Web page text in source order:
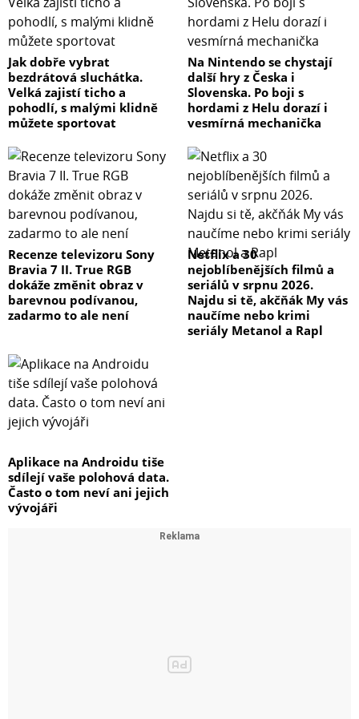
Jak dobře vybrat
bezdrátová sluchátka.
Velká zajistí ticho a
pohodlí, s malými klidně
můžete sportovat
Na Nintendo se chystají
další hry z Česka i
Slovenska. Po boji s
hordami z Helu dorazí i
vesmírná mechanička
Recenze televizoru Sony
Bravia 7 II. True RGB
dokáže změnit obraz v
barevnou podívanou,
zadarmo to ale není
Netflix a 30
nejoblíbenějších filmů a
seriálů v srpnu 2026.
Najdu si tě, akčňák My vás
naučíme nebo krimi
seriály Metanol a Rapl
Aplikace na Androidu tiše
sdílejí vaše polohová data.
Často o tom neví ani jejich
vývojáři